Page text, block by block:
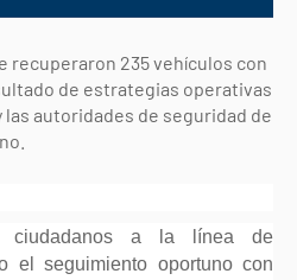
recuperaron 235 vehículos con
de estrategias operativas
las autoridades de seguridad de
ciudadanos a la línea de
el seguimiento oportuno con